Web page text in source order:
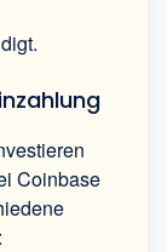
Coinbase